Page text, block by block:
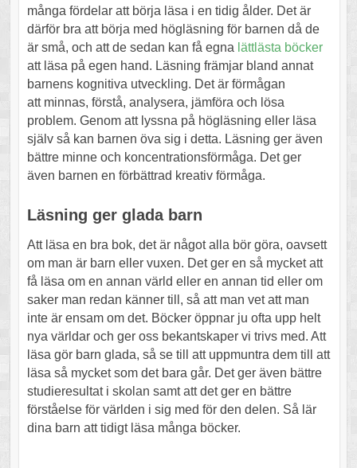
många fördelar att börja läsa i en tidig ålder. Det är
därför bra att börja med högläsning för barnen då de
är små, och att de sedan kan få egna lättlästa böcker
att läsa på egen hand. Läsning främjar bland annat
barnens kognitiva utveckling. Det är förmågan
att minnas, förstå, analysera, jämföra och lösa
problem. Genom att lyssna på högläsning eller läsa
själv så kan barnen öva sig i detta. Läsning ger även
bättre minne och koncentrationsförmåga. Det ger
även barnen en förbättrad kreativ förmåga.
Läsning ger glada barn
Att läsa en bra bok, det är något alla bör göra, oavsett
om man är barn eller vuxen. Det ger en så mycket att
få läsa om en annan värld eller en annan tid eller om
saker man redan känner till, så att man vet att man
inte är ensam om det. Böcker öppnar ju ofta upp helt
nya världar och ger oss bekantskaper vi trivs med. Att
läsa gör barn glada, så se till att uppmuntra dem till att
läsa så mycket som det bara går. Det ger även bättre
studieresultat i skolan samt att det ger en bättre
förståelse för världen i sig med för den delen. Så lär
dina barn att tidigt läsa många böcker.